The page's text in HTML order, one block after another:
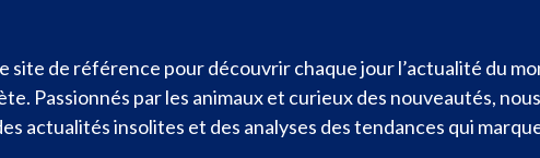
site de référence pour découvrir chaque jour l’actualité du
Passionnés par les animaux et curieux des nouveautés,
actualités insolites et des analyses des tendances qui